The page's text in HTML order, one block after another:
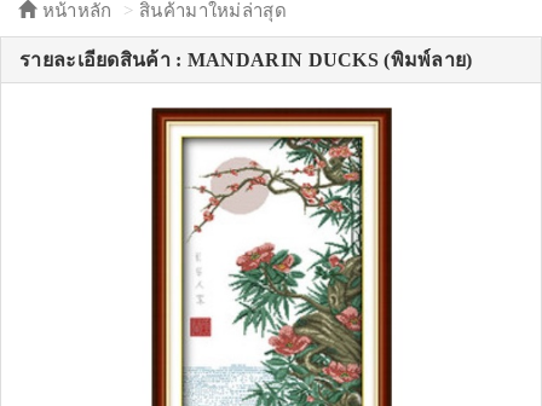
หน้าหลัก สินค้ามาใหม่ล่าสุด
รายละเอียดสินค้า : MANDARIN DUCKS (พิมพ์ลาย)